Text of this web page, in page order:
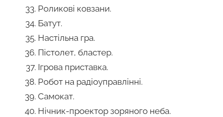
Роликові ковзани.
Батут.
Настільна гра.
Пістолет, бластер.
Ігрова приставка.
Робот на радіоуправлінні.
Самокат.
Нічник-проектор зоряного неба.